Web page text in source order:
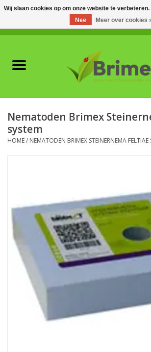
Plagen & Ziekten
Monitoring
Bestuiving
Brimex kaarten
Nematoden Brimex
system
HOME/ NEMATODEN BRIMEX STEINERNEMA FELTIAE
Wij slaan cookies op om onze website te
Nee
Meer over cookies